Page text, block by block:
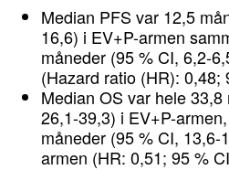
Median PFS var 12,5
16,6) i EV+P-armen
måneder (95 % CI, 6,2-
(Hazard ratio (HR): 0,48;
Median OS var hele
26,1-39,3) i EV+P-
måneder (95 % CI, 13,6-
armen (HR: 0,51; 95 %